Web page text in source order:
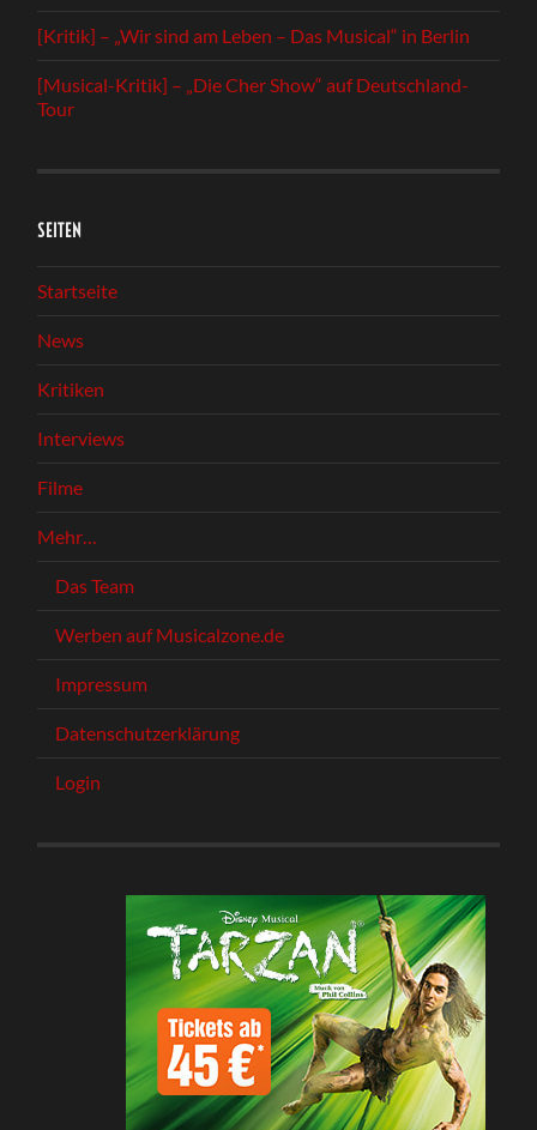
[Kritik] – „Wir sind am Leben – Das Musical“ in Berlin
[Musical-Kritik] – „Die Cher Show“ auf Deutschland-
Tour
SEITEN
Startseite
News
Kritiken
Interviews
Filme
Mehr…
Das Team
Werben auf Musicalzone.de
Impressum
Datenschutzerklärung
Login